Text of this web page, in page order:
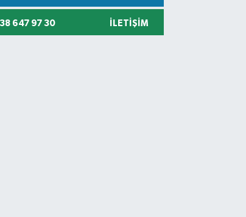
647 97 30 İLETIŞIM